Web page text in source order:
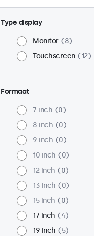
Type display
Monitor
8
Touchscreen
12
Formaat
7 inch
0
8 inch
0
9 inch
0
10 inch
0
12 inch
0
13 inch
0
15 inch
0
17 inch
4
19 inch
5